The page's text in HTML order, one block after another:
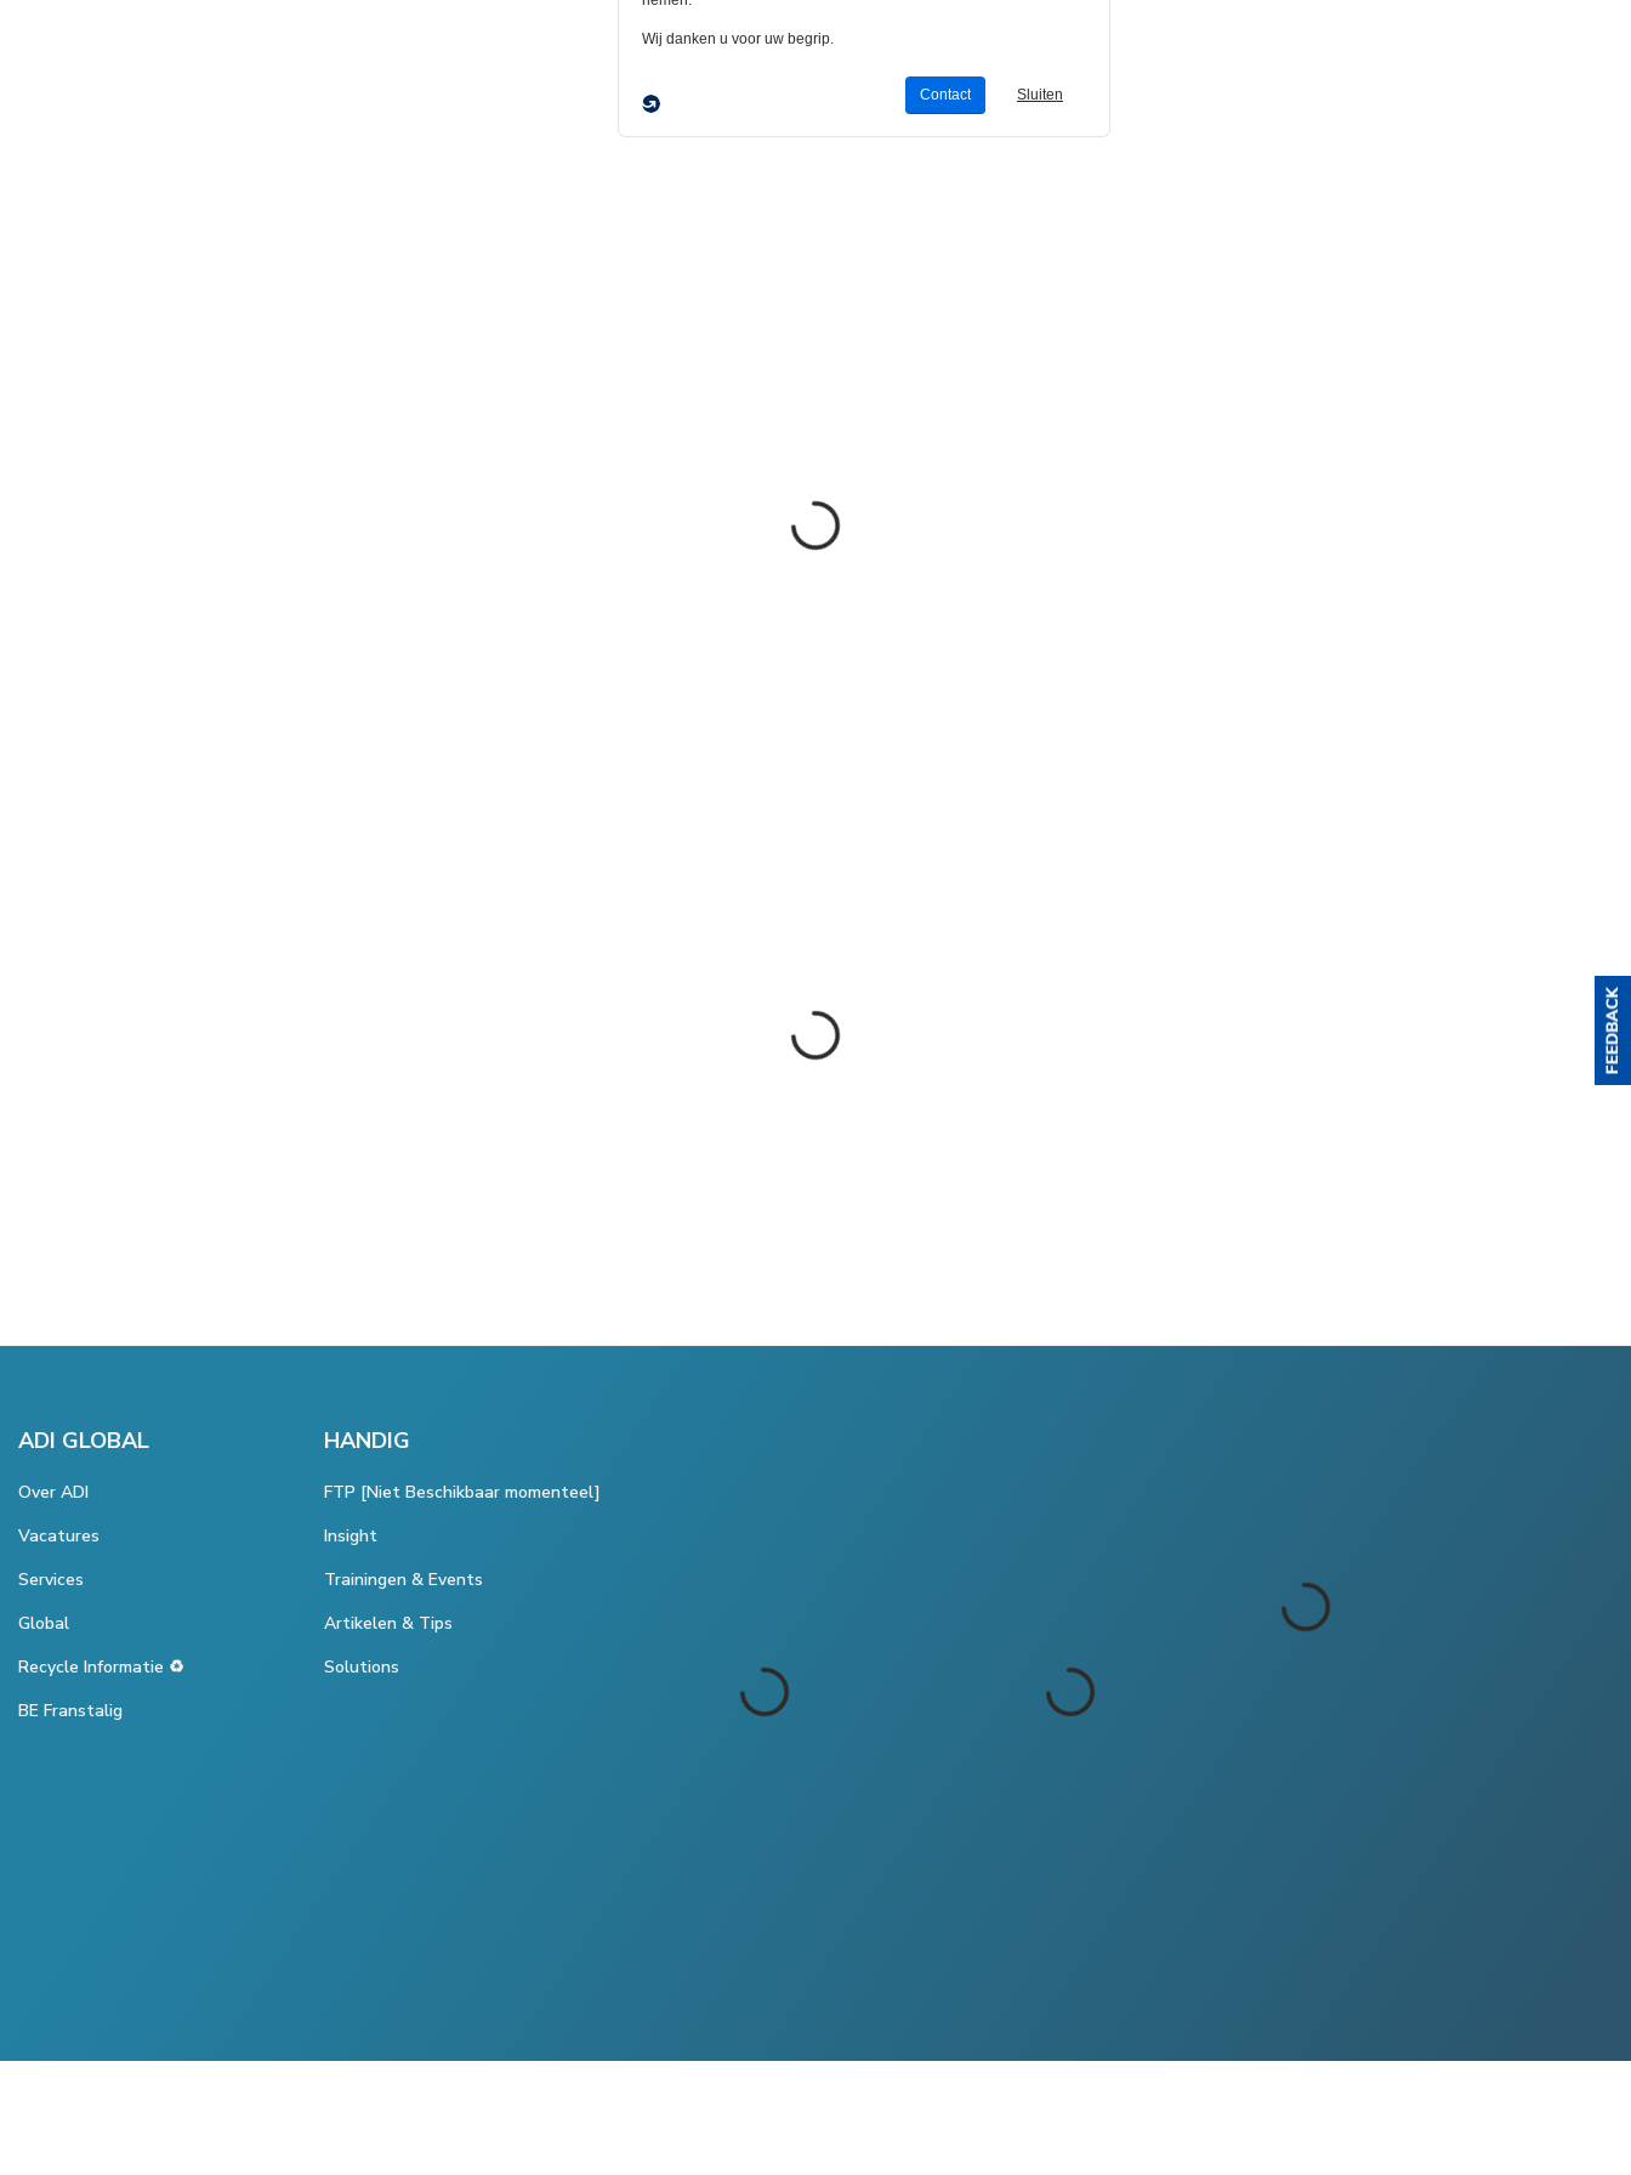
ADI GLOBAL
Over ADI
Vacatures
Services
Global
Recycle Informatie ♻️
BE Franstalig
HANDIG
FTP [Niet Beschikbaar momenteel]
Insight
Trainingen & Events
Artikelen & Tips
Solutions